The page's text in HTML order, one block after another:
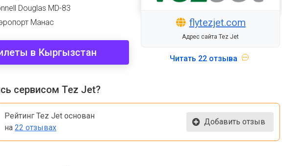
Douglas MD-83
Манас
в Кыргызстан
flytezjet.com
Адрес сайта Tez Jet
Читать 22 отзыва
сервисом Tez Jet?
Рейтинг Tez Jet основан
на 22 отзывах
Добавить отзыв